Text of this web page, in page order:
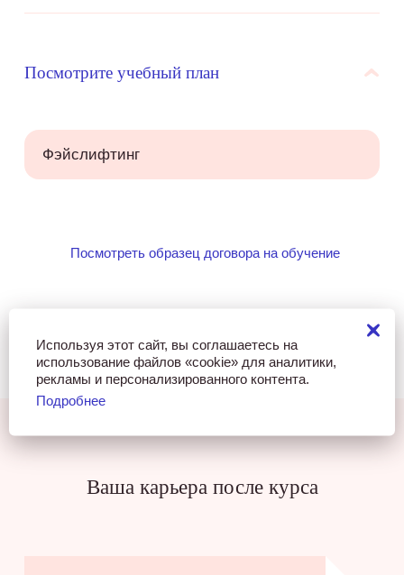
Посмотрите учебный план
Фэйслифтинг
Посмотреть образец договора на обучение
Ваша карьера после курса
Используя этот сайт, вы соглашаетесь на
использование файлов «cookie» для аналитики,
рекламы и персонализированного контента.
Подробнее